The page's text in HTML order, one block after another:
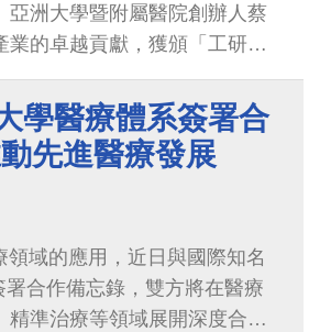
亞洲大學暨附屬醫院創辦人蔡
的卓越貢獻，獲頒「工研院
蕭副總統盛讚蔡董事長在醫療
際評比肯定，更在新藥、基
奠定了國際地位。
學醫療體系簽署合
先進醫療發展
域的應用，近日與國際知名
合作備忘錄，雙方將在醫療
精準治療等領域展開深度合